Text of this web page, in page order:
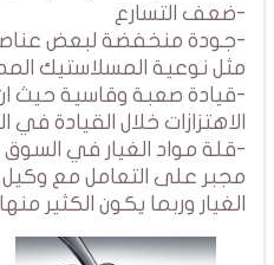
-ضعف التسارع
-جودة منخفضة لبعض عناصر
مثل نوعية المسلاستيك
-قيادة صعبة وقاسية حيث
الاهتزازات خلال القيادة
-قلة مواد الغيار في
مجبر على التعامل مع
الغيار وربما يكون الكثير